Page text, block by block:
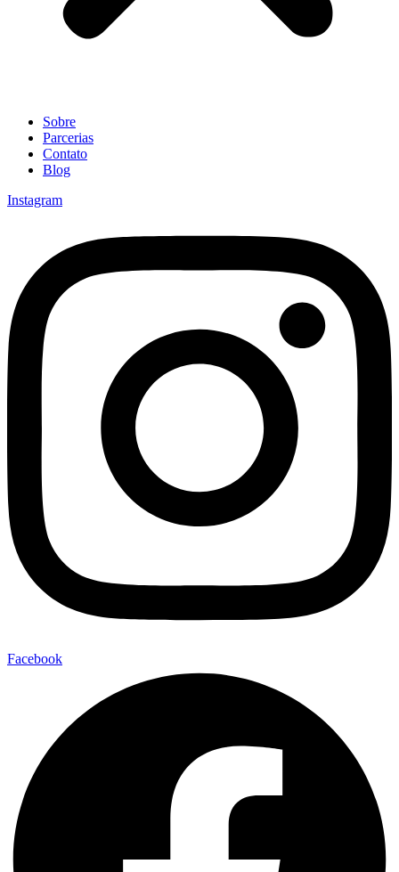
Sobre
Parcerias
Contato
Blog
Instagram
Facebook